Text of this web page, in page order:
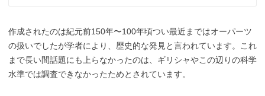
作成されたのは紀元前150年〜100年頃つい最近まではオーパーツ
の扱いでしたが学者により、歴史的な発見と言われています。これ
まで長い間話題にも上らなかったのは、ギリシャやこの辺りの科学
水準では調査できなかったためとされています。